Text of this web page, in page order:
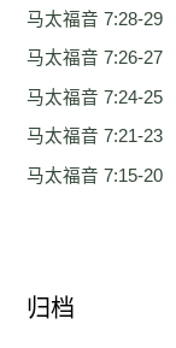
马太福音 7:28-29
马太福音 7:26-27
马太福音 7:24-25
马太福音 7:21-23
马太福音 7:15-20
归档